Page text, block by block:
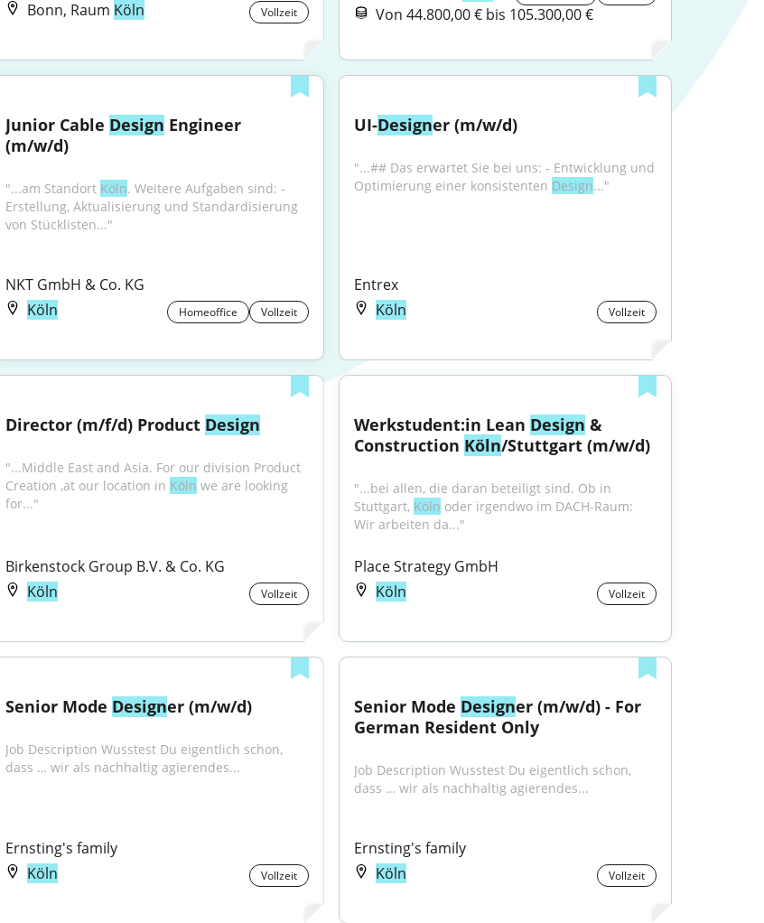
Bonn, Raum Köln Vollzeit Von 44.800,00 € bis 105.300,00 €
Junior Cable Design Engineer
(m/w/d)
"...am Standort Köln. Weitere Aufgaben sind: -
Erstellung, Aktualisierung und Standardisierung
von Stücklisten..."
NKT GmbH & Co. KG
Köln
Homeoffice Vollzeit
UI-Designer (m/w/d)
"...## Das erwartet Sie bei uns: - Entwicklung und
Optimierung einer konsistenten Design..."
Entrex
Köln
Vollzeit
Director (m/f/d) Product Design
"...Middle East and Asia. For our division Product
Creation ,at our location in Köln we are looking
for..."
Birkenstock Group B.V. & Co. KG
Köln
Vollzeit
Werkstudent:in Lean Design &
Construction Köln/Stuttgart (m/w/d)
"...bei allen, die daran beteiligt sind. Ob in
Stuttgart, Köln oder irgendwo im DACH-Raum:
Wir arbeiten da..."
Place Strategy GmbH
Köln
Vollzeit
Senior Mode Designer (m/w/d)
Job Description Wusstest Du eigentlich schon,
dass … wir als nachhaltig agierendes...
Ernsting's family
Köln
Vollzeit
Senior Mode Designer (m/w/d) - For
German Resident Only
Job Description Wusstest Du eigentlich schon,
dass … wir als nachhaltig agierendes...
Ernsting's family
Köln
Vollzeit